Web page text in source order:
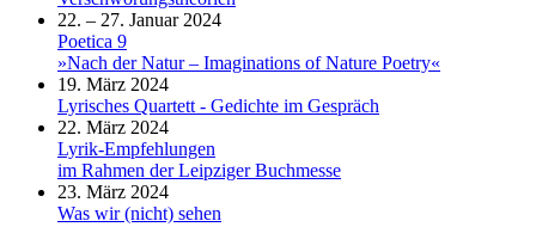
22. – 27. Januar 2024
Poetica 9
»Nach der Natur – Imaginations of Nature Poetry«
19. März 2024
Lyrisches Quartett - Gedichte im Gespräch
22. März 2024
Lyrik-Empfehlungen
im Rahmen der Leipziger Buchmesse
23. März 2024
Was wir (nicht) sehen